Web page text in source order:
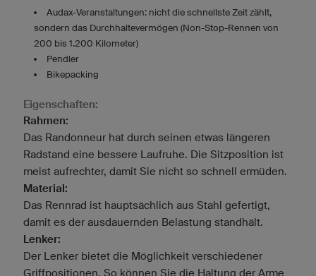
Audax-Veranstaltungen: nicht die schnellste Zeit zählt,
sondern das Durchhaltevermögen (Non-Stop-Rennen von
200 bis 1.200 Kilometer)
Pendler
Bikepacking
Eigenschaften:
Rahmen:
Das Randonneur hat durch seinen etwas längeren
Radstand eine bessere Laufruhe. Die Sitzposition ist
meist aufrechter, damit Sie nicht so schnell ermüden.
Material:
Das Rennrad ist hauptsächlich aus Stahl gefertigt,
damit es der ausdauernden Belastung standhält.
Lenker:
Der Lenker bietet die Möglichkeit verschiedener
Griffpositionen. So können Sie die Haltung der Arme